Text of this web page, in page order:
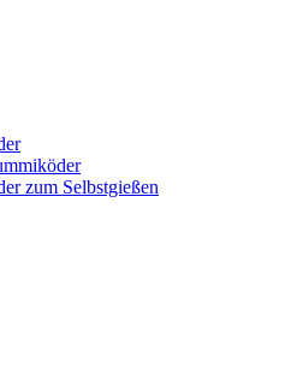
zum Selbstgießen